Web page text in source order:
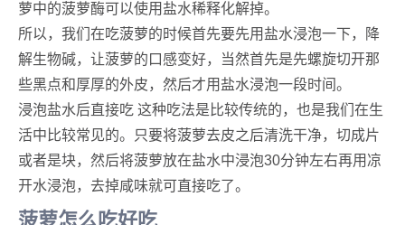
萝中的菠萝酶可以使用盐水稀释化解掉。
所以，我们在吃菠萝的时候首先要先用盐水浸泡一下，降
解生物碱，让菠萝的口感变好，当然首先是先螺旋切开那
些黑点和厚厚的外皮，然后才用盐水浸泡一段时间。
浸泡盐水后直接吃 这种吃法是比较传统的，也是我们在生
活中比较常见的。只要将菠萝去皮之后清洗干净，切成片
或者是块，然后将菠萝放在盐水中浸泡30分钟左右再用凉
开水浸泡，去掉咸味就可直接吃了。
菠萝怎么吃好吃